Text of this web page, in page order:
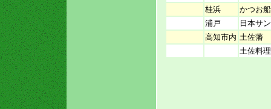
桂浜
かつお船
浦戸
日本サ
高知市内 土佐藩
土佐料